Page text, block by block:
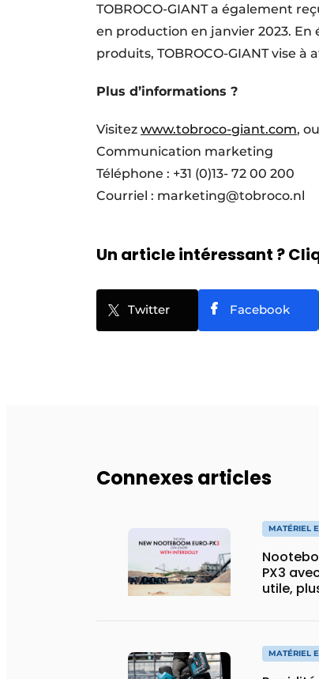
TOBROCO-GIANT a également
en production en janvier 2023.
produits, TOBROCO-GIANT vise
Plus d’informations ?
Visitez www.tobroco-giant.com,
Communication marketing
Téléphone : +31 (0)13- 72 00 200
Courriel : marketing@tobroco.nl
Un article intéressant ?
Twitter Facebook
Connexes articles
MATÉRIEL
PX3
utile,
MATÉRIEL